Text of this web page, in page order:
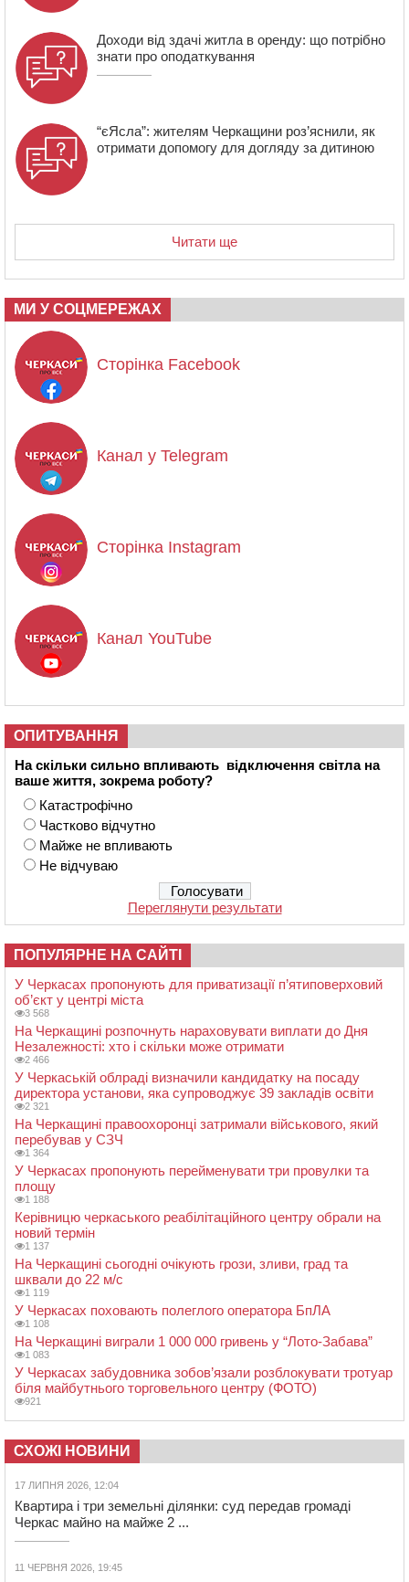
Доходи від здачі житла в оренду: що потрібно
знати про оподаткування
“єЯсла”: жителям Черкащини роз’яснили, як
отримати допомогу для догляду за дитиною
Читати ще
МИ У СОЦМЕРЕЖАХ
Сторінка Facebook
Канал у Telegram
Сторінка Instagram
Канал YouTube
ОПИТУВАННЯ
На скільки сильно впливають відключення світла на
ваше життя, зокрема роботу?
Катастрофічно
Частково відчутно
Майже не впливають
Не відчуваю
Переглянути результати
ПОПУЛЯРНЕ НА САЙТІ
У Черкасах пропонують для приватизації п’ятиповерховий
об’єкт у центрі міста
3 568
На Черкащині розпочнуть нараховувати виплати до Дня
Незалежності: хто і скільки може отримати
2 466
У Черкаській облраді визначили кандидатку на посаду
директора установи, яка супроводжує 39 закладів освіти
2 321
На Черкащині правоохоронці затримали військового, який
перебував у СЗЧ
1 364
У Черкасах пропонують перейменувати три провулки та
площу
1 188
Керівницю черкаського реабілітаційного центру обрали на
новий термін
1 137
На Черкащині сьогодні очікують грози, зливи, град та
шквали до 22 м/с
1 119
У Черкасах поховають полеглого оператора БпЛА
1 108
На Черкащині виграли 1 000 000 гривень у “Лото-Забава”
1 083
У Черкасах забудовника зобов’язали розблокувати тротуар
біля майбутнього торговельного центру (ФОТО)
921
СХОЖІ НОВИНИ
17 ЛИПНЯ 2026, 12:04
Квартира і три земельні ділянки: суд передав громаді
Черкас майно на майже 2 ...
11 ЧЕРВНЯ 2026, 19:45